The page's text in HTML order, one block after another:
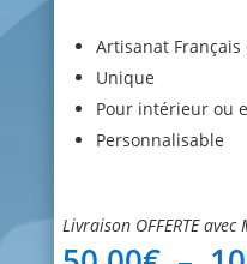
Artisanat
Unique
Pour intérieur ou
Personnalisable
Livraison OFFERTE